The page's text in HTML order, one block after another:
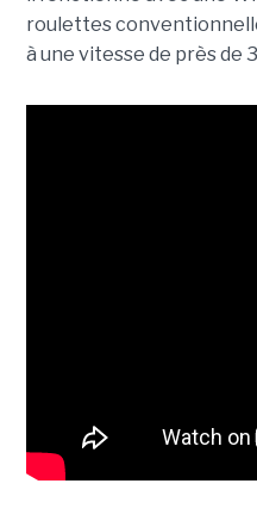
roulettes
à une vitesse de près de